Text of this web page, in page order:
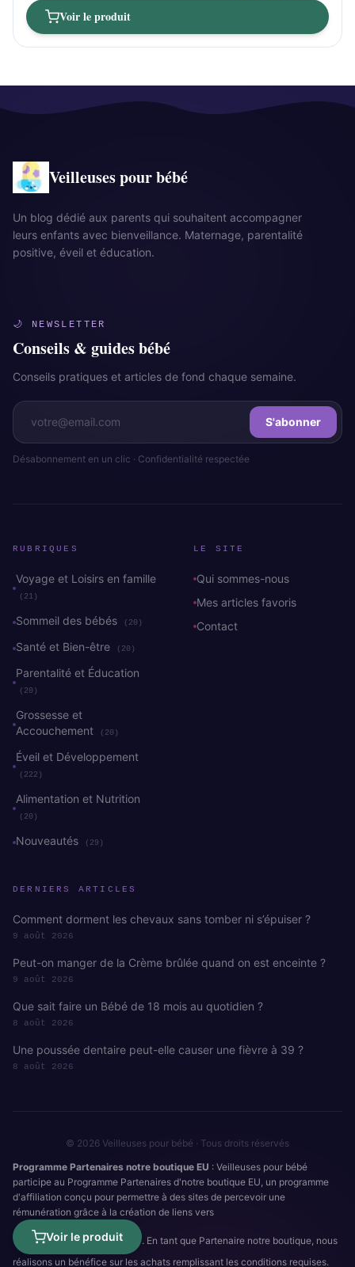
Voir le produit
Veilleuses pour bébé
Un blog dédié aux parents qui souhaitent accompagner
leurs enfants avec bienveillance. Maternage, parentalité
positive, éveil et éducation.
🌙 NEWSLETTER
Conseils & guides bébé
Conseils pratiques et articles de fond chaque semaine.
S'abonner
Désabonnement en un clic · Confidentialité respectée
RUBRIQUES
Voyage et Loisirs en famille
(21)
Sommeil des bébés (20)
Santé et Bien-être (20)
Parentalité et Éducation
(20)
Grossesse et
Accouchement
(20)
Éveil et Développement
(222)
Alimentation et Nutrition
(20)
Nouveautés (29)
LE SITE
Qui sommes-nous
Mes articles favoris
Contact
DERNIERS ARTICLES
Comment dorment les chevaux sans tomber ni s’épuiser ?
9 août 2026
Peut-on manger de la Crème brûlée quand on est enceinte ?
9 août 2026
Que sait faire un Bébé de 18 mois au quotidien ?
8 août 2026
Une poussée dentaire peut-elle causer une fièvre à 39 ?
8 août 2026
© 2026 Veilleuses pour bébé · Tous droits réservés
Programme Partenaires notre boutique EU : Veilleuses pour bébé
participe au Programme Partenaires d'notre boutique EU, un programme
d'affiliation conçu pour permettre à des sites de percevoir une
rémunération grâce à la création de liens vers
Voir le produit
. En tant que Partenaire notre boutique, nous
réalisons un bénéfice sur les achats remplissant les conditions requises.